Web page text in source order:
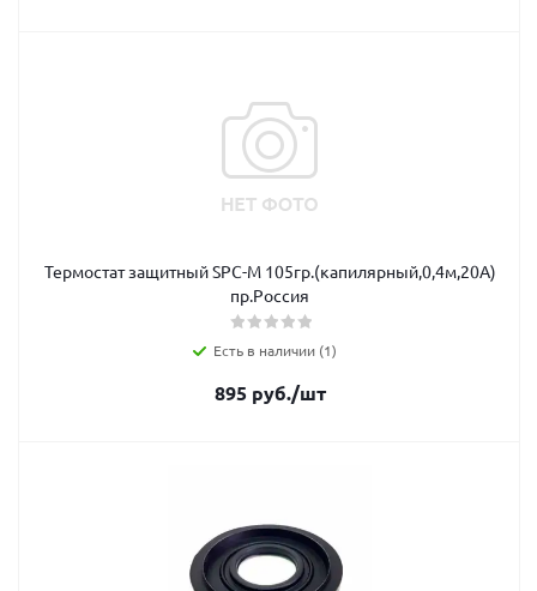
Термостат защитный SPC-М 105гр.(капилярный,0,4м,20А)
пр.Россия
Есть в наличии (1)
895руб./шт